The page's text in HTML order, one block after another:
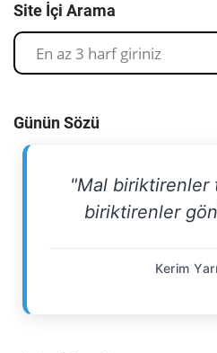
Site İçi Arama
Günün Sözü
"Mal biriktirenler
biriktirenler
Kerim